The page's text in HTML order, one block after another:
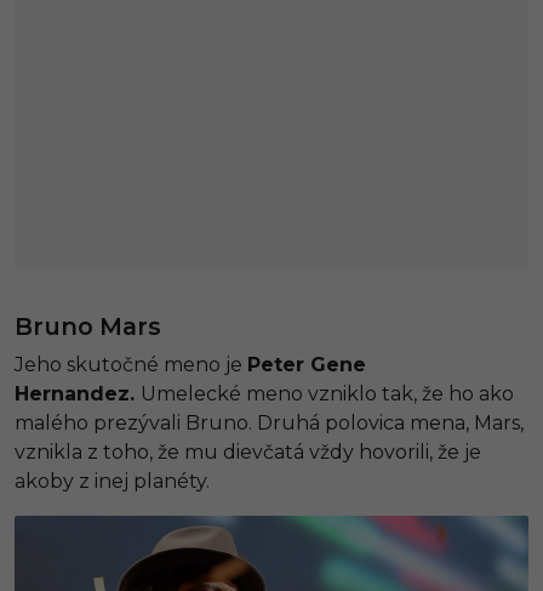
Bruno Mars
Jeho skutočné meno je Peter Gene
Hernandez. Umelecké meno vzniklo tak, že ho ako
malého prezývali Bruno. Druhá polovica mena, Mars,
vznikla z toho, že mu dievčatá vždy hovorili, že je
akoby z inej planéty.